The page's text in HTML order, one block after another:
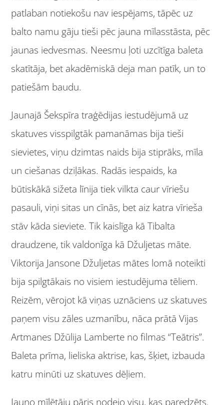
patlaban notiekošu nav iespējams, tāpēc uz
balto namu gāju tieši pēc jauna mīlasstāsta, pēc
jaunas iedvesmas. Neesmu ļoti uzcītīga baleta
skatītāja, bet akadēmiskā deja man patīk, un to
patiešām baudu.
Jaunajā Šekspīra traģēdijas iestudējumā uz
skatuves visspilgtāk pamanāmas bija tieši
sievietes, viņu dzimtas naids bija stiprāks, mīla
un ciešanas dziļākas. Radās iespaids, ka
būtiskākā sižeta līnija tiek vilkta caur vīriešu
pasauli, viņi sitas un cīnās, bet aiz katra vīrieša
stāv kāda sieviete. Tik kaislīga kā Tibalta
draudzene, tik valdonīga kā Džuljetas māte.
Viktorija Jansone Džuljetas mātes lomā noteikti
bija spilgtākais no visiem iestudējuma tēliem.
Reizēm, vērojot kā viņas uznāciens uz skatuves
paņem visu zāles uzmanību, nāca prātā Vijas
Artmanes Džūlija Lamberte no filmas “Teātris”.
Baleta prīma, lieliska aktrise, kas, šķiet, izbauda
katru minūti uz skatuves dēļiem.
Jauno mīlētāju pāris nodejo visu, kas paredzēts.